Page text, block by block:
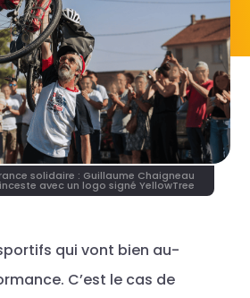
solidaire : Guillaume Chaigneau
avec un logo signé YellowTree
qui vont bien au-
C’est le cas de